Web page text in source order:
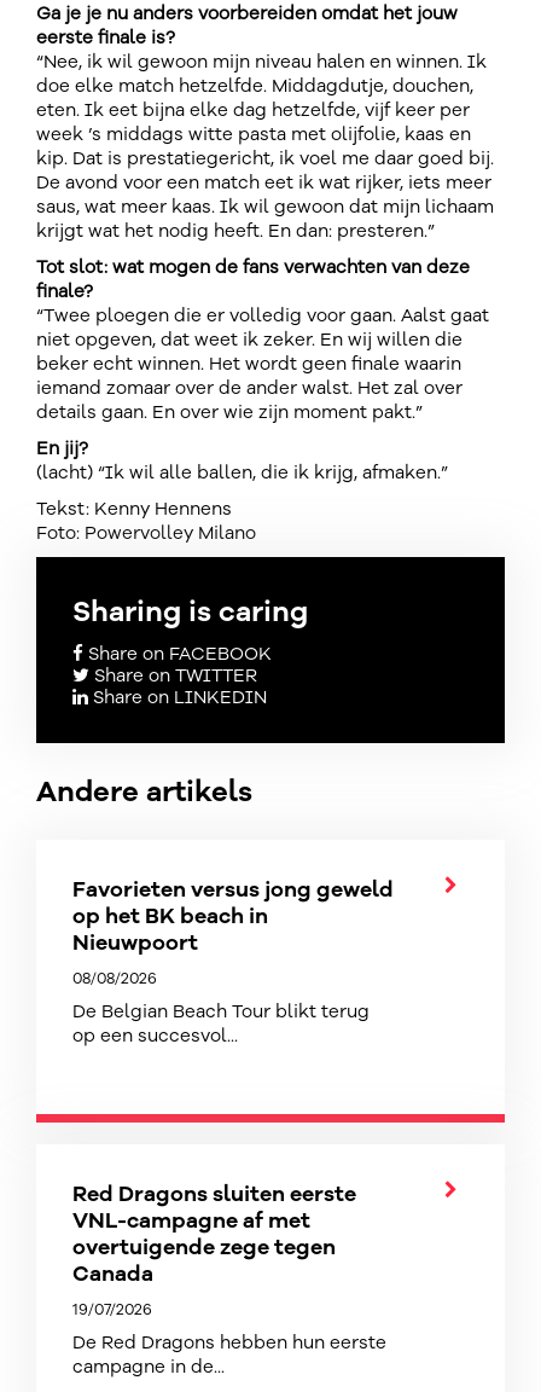
Ga je je nu anders voorbereiden omdat het jouw
eerste finale is?
“Nee, ik wil gewoon mijn niveau halen en winnen. Ik
doe elke match hetzelfde. Middagdutje, douchen,
eten. Ik eet bijna elke dag hetzelfde, vijf keer per
week ’s middags witte pasta met olijfolie, kaas en
kip. Dat is prestatiegericht, ik voel me daar goed bij.
De avond voor een match eet ik wat rijker, iets meer
saus, wat meer kaas. Ik wil gewoon dat mijn lichaam
krijgt wat het nodig heeft. En dan: presteren.”
Tot slot: wat mogen de fans verwachten van deze
finale?
“Twee ploegen die er volledig voor gaan. Aalst gaat
niet opgeven, dat weet ik zeker. En wij willen die
beker echt winnen. Het wordt geen finale waarin
iemand zomaar over de ander walst. Het zal over
details gaan. En over wie zijn moment pakt.”
En jij?
(lacht) “Ik wil alle ballen, die ik krijg, afmaken.”
Tekst: Kenny Hennens
Foto: Powervolley Milano
Sharing is caring
Share on FACEBOOK
Share on TWITTER
Share on LINKEDIN
Andere artikels
Favorieten versus jong geweld
op het BK beach in
Nieuwpoort
08/08/2026
De Belgian Beach Tour blikt terug
op een succesvol...
Red Dragons sluiten eerste
VNL-campagne af met
overtuigende zege tegen
Canada
19/07/2026
De Red Dragons hebben hun eerste
campagne in de...